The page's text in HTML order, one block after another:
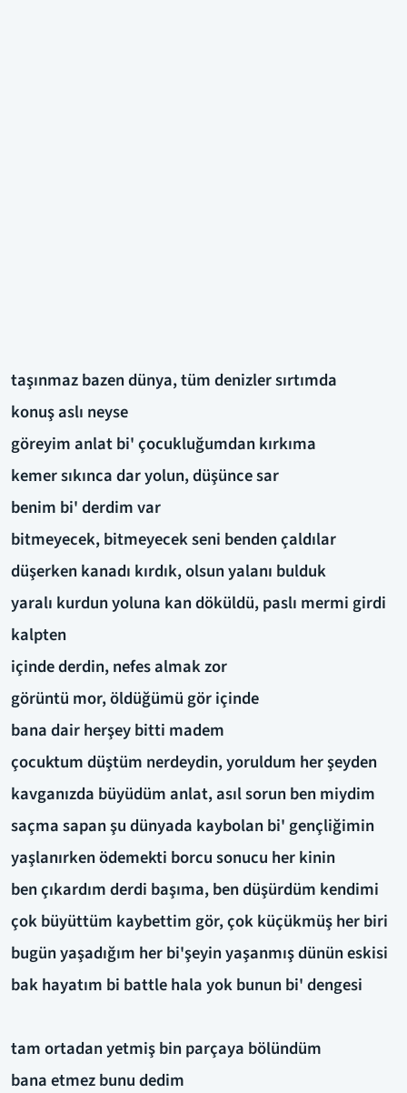
taşınmaz bazen dünya, tüm denizler sırtımda
konuş aslı neyse
göreyim anlat bi' çocukluğumdan kırkıma
kemer sıkınca dar yolun, düşünce sar
benim bi' derdim var
bitmeyecek, bitmeyecek seni benden çaldılar
düşerken kanadı kırdık, olsun yalanı bulduk
yaralı kurdun yoluna kan döküldü, paslı mermi girdi
kalpten
içinde derdin, nefes almak zor
görüntü mor, öldüğümü gör içinde
bana dair herşey bitti madem
çocuktum düştüm nerdeydin, yoruldum her şeyden
kavganızda büyüdüm anlat, asıl sorun ben miydim
saçma sapan şu dünyada kaybolan bi' gençliğimin
yaşlanırken ödemekti borcu sonucu her kinin
ben çıkardım derdi başıma, ben düşürdüm kendimi
çok büyüttüm kaybettim gör, çok küçükmüş her biri
bugün yaşadığım her bi'şeyin yaşanmış dünün eskisi
bak hayatım bi battle hala yok bunun bi' dengesi
tam ortadan yetmiş bin parçaya bölündüm
bana etmez bunu dedim